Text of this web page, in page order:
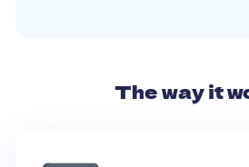
The way it